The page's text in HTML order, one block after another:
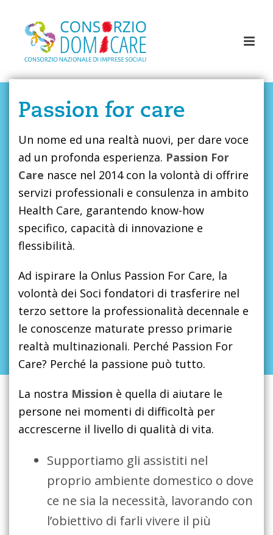
Passion for care
Un nome ed una realtà nuovi, per dare voce
ad un profonda esperienza. Passion For
Care nasce nel 2014 con la volontà di offrire
servizi professionali e consulenza in ambito
Health Care, garantendo know-how
specifico, capacità di innovazione e
flessibilità.
Ad ispirare la Onlus Passion For Care, la
volontà dei Soci fondatori di trasferire nel
terzo settore la professionalità decennale e
le conoscenze maturate presso primarie
realtà multinazionali. Perché Passion For
Care? Perché la passione può tutto.
La nostra Mission è quella di aiutare le
persone nei momenti di difficoltà per
accrescerne il livello di qualità di vita.
Supportiamo gli assistiti nel
proprio ambiente domestico o dove
ce ne sia la necessità, lavorando con
l’obiettivo di farli vivere il più